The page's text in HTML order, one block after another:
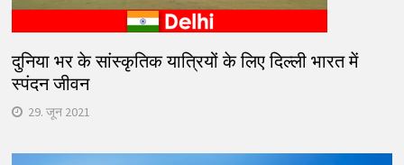
दुनिया भर के सांस्कृतिक यात्रियों के लिए दिल्ली भारत में
स्पंदन जीवन
29. जून 2021